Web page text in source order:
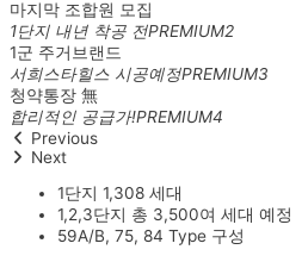
마지막 조합원 모집
1단지 내년 착공 전PREMIUM2
1군 주거브랜드
서희스타힐스 시공예정PREMIUM3
청약통장 無
합리적인 공급가!PREMIUM4
Previous
Next
1단지 1,308 세대
1,2,3단지 총 3,500여 세대 예정
59A/B, 75, 84 Type 구성